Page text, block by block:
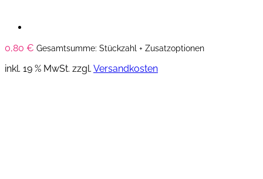
0,80 € Gesamtsumme: Stückzahl + Zusatzoptionen
inkl. 19 % MwSt. zzgl. Versandkosten